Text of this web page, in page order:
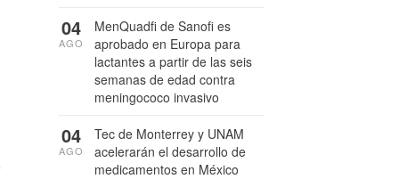
MenQuadfi de Sanofi es
aprobado en Europa para
lactantes a partir de las seis
semanas de edad contra
meningococo invasivo
04
AGO
Tec de Monterrey y UNAM
acelerarán el desarrollo de
medicamentos en México
04
AGO